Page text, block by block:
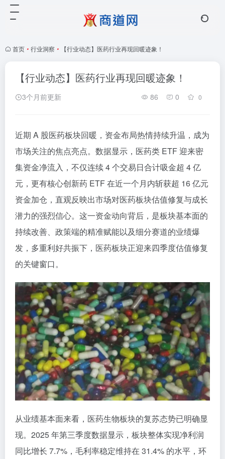
首页 • 行业洞察 • 【行业动态】医药行业再现回暖迹象！
【行业动态】医药行业再现回暖迹象！
3个月前更新 86 0 0
近期 A 股医药板块回暖，资金布局热情持续升温，成为
市场关注的焦点亮点。数据显示，医药类 ETF 迎来密
集资金净流入，不仅连续 4 个交易日合计吸金超 4 亿
元，更有核心创新药 ETF 在近一个月内斩获超 16 亿元
资金加仓，直观反映出市场对医药板块估值修复与成长
潜力的强烈信心。这一资金动向背后，是板块基本面的
持续改善、政策端的精准赋能以及细分赛道的业绩爆
发，多重利好共振下，医药板块正迎来四季度估值修复
的关键窗口。
从业绩基本面来看，医药生物板块的复苏态势已明确显
现。2025 年第三季度数据显示，板块整体实现净利润
同比增长 7.7%，毛利率稳定维持在 31.4% 的水平，环